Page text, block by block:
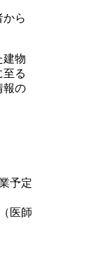
から
建物
至る
報の
予定
医師